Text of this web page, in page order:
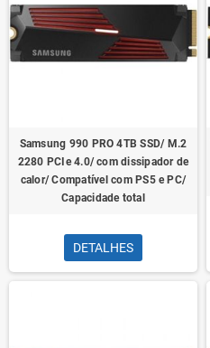
Samsung 990 PRO 4TB SSD/ M.2
2280 PCIe 4.0/ com dissipador de
calor/ Compatível com PS5 e PC/
Capacidade total
DETALHES